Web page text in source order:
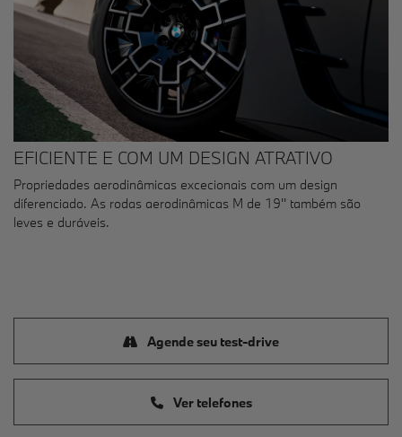
EFICIENTE E COM UM DESIGN ATRATIVO
Propriedades aerodinâmicas excecionais com um design
diferenciado. As rodas aerodinâmicas M de 19'' também são
leves e duráveis.
Ver telefones
Agende seu test-drive